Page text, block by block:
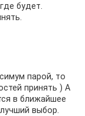
будет.
парой, то
принять ) А
в ближайшее
выбор.